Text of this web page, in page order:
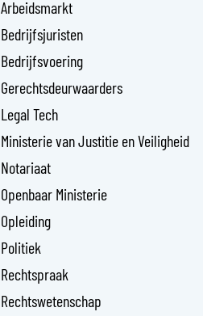
Arbeidsmarkt
Bedrijfsjuristen
Bedrijfsvoering
Gerechtsdeurwaarders
Legal Tech
Ministerie van Justitie en Veiligheid
Notariaat
Openbaar Ministerie
Opleiding
Politiek
Rechtspraak
Rechtswetenschap